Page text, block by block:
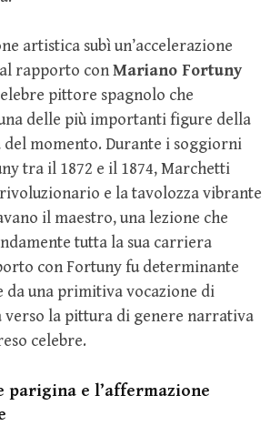
artistica subì un’accelerazione
rapporto conMariano Fortuny
pittore spagnolo che
delle più importanti figure della
momento. Durante i soggiorni
tra il 1872 e il 1874, Marchetti
e la tavolozza vibrante
il maestro, una lezione che
tutta la sua carriera
con Fortuny fu determinante
da una primitiva vocazione di
la pittura di genere narrativa
celebre.
parigina e l’affermazione